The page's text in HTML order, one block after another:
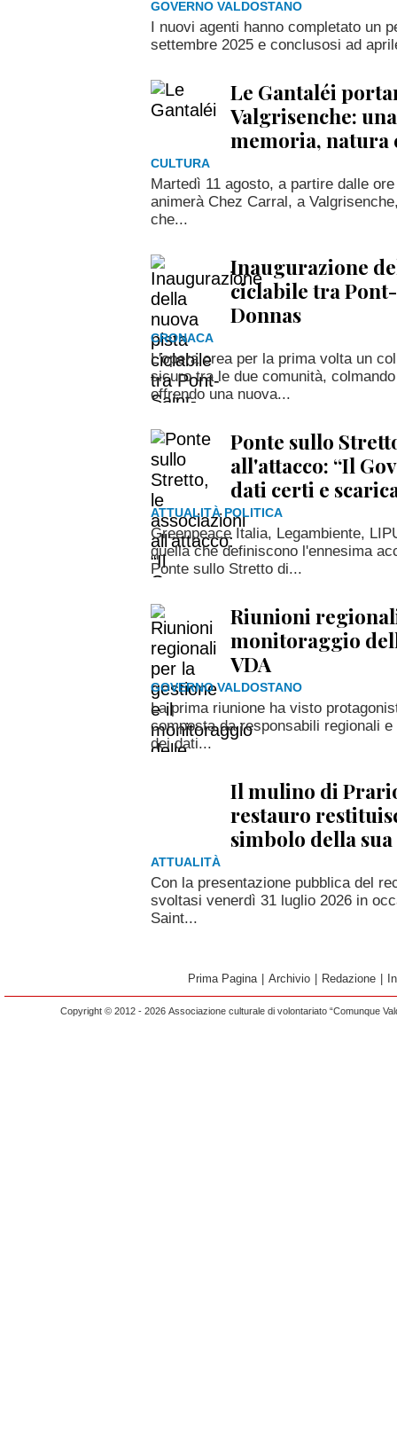
GOVERNO VALDOSTANO
I nuovi agenti hanno completato un
settembre 2025 e conclusosi ad
Le Gantaléi
Valgrisenche:
memoria, natura
CULTURA
Martedì 11 agosto, a partire dalle
animerà Chez Carral, a
che...
Inaugurazione
ciclabile tra
Donnas
CRONACA
L'opera crea per la prima volta un
sicuro tra le due comunità,
offrendo una nuova...
Ponte sullo
all'attacco: “Il
dati certi e
ATTUALITÀ POLITICA
Greenpeace Italia, Legambiente,
quella che definiscono l'ennesima
Ponte sullo Stretto di...
Riunioni
monitoraggio
VDA
GOVERNO VALDOSTANO
La prima riunione ha visto
composta da responsabili regionali
dei dati...
Il mulino di
restauro
simbolo della
ATTUALITÀ
Con la presentazione pubblica del
svoltasi venerdì 31 luglio 2026 in
Saint...
Prima Pagina Archivio Redazione
Copyright © 2012 - 2026 Associazione culturale di volontariato “Comunque